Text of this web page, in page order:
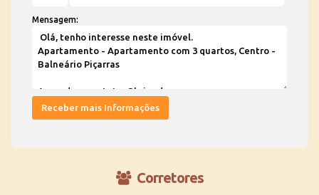
Mensagem:
Corretores